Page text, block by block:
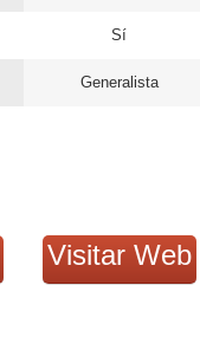
Sí
Generalista
Visitar Web